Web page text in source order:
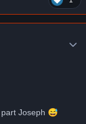
Joseph 😅